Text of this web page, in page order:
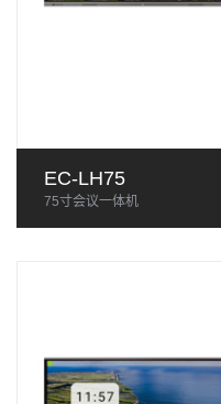
EC-LH75
75寸会议一体机